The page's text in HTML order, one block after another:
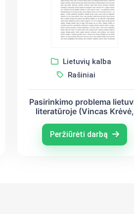
Lietuvių kalba
Rašiniai
Pasirinkimo problema
literatūroje (Vincas Krėvė,
Antanas Škėma)
Peržiūrėti darbą